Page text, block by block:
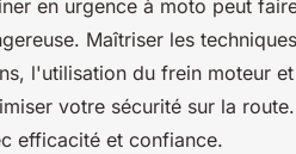
en urgence à moto peut
Maîtriser les
l'utilisation du frein moteur
votre sécurité sur la
efficacité et confiance.